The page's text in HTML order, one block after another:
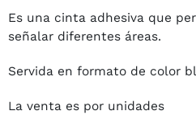
Es una cinta adhesiva que
señalar diferentes áreas.
Servida en formato de color
La venta es por unidades